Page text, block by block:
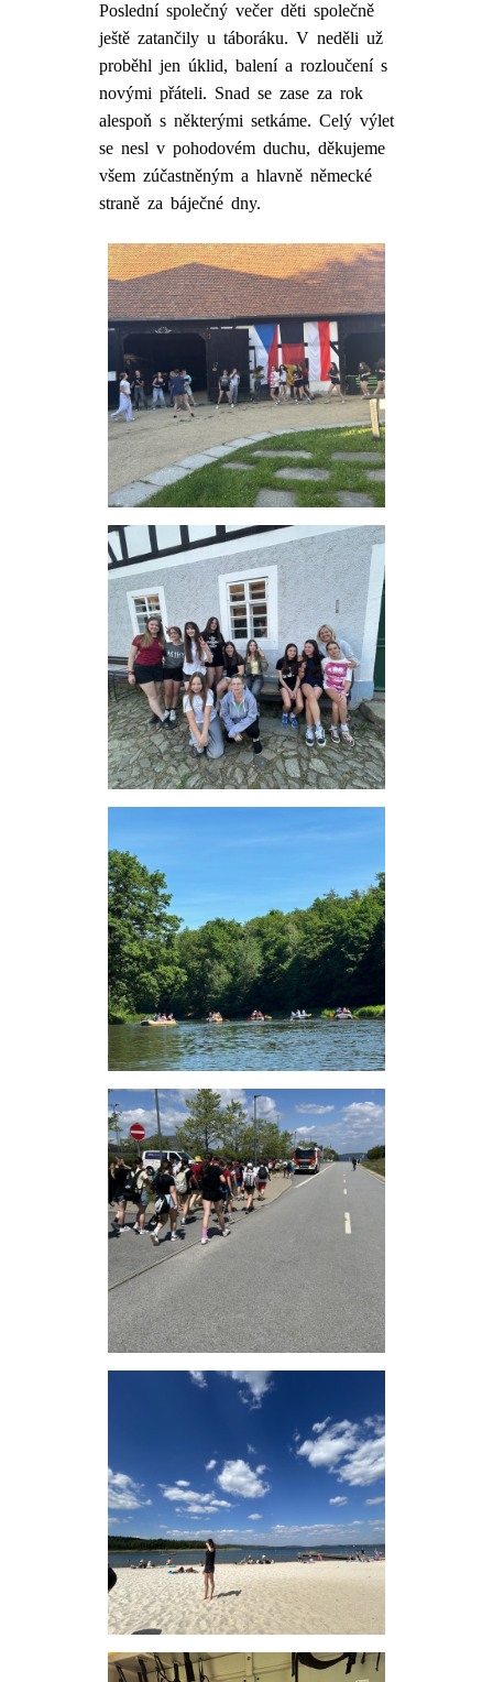
Poslední společný večer děti společně
ještě zatančily u táboráku. V neděli už
proběhl jen úklid, balení a rozloučení s
novými přáteli. Snad se zase za rok
alespoň s některými setkáme. Celý výlet
se nesl v pohodovém duchu, děkujeme
všem zúčastněným a hlavně německé
straně za báječné dny.